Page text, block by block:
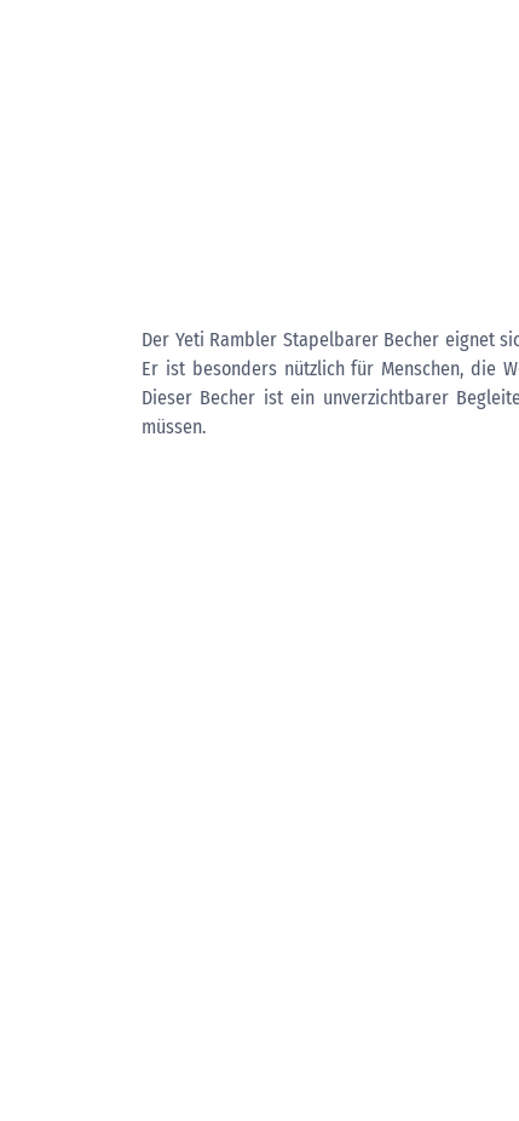
Der Yeti Rambler Stapelbarer Becher eignet
Er ist besonders nützlich für Menschen, die
Dieser Becher ist ein unverzichtbarer
müssen.